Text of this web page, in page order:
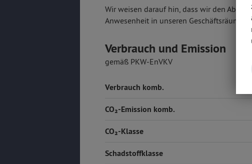
Wir weisen darauf hin, dass wir den
Anwesenheit in unseren Geschäftsräumen
Verbrauch und Emission
gemäß PKW-EnVKV
Verbrauch komb.
CO₂-Emission komb.
CO₂-Klasse
Schadstoffklasse